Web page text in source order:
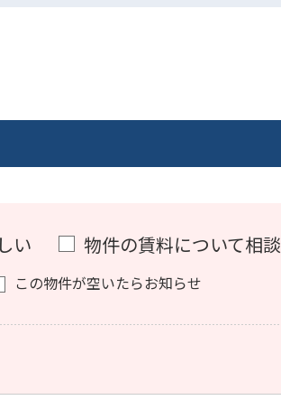
い
物件の賃料について相談
この物件が空いたらお知らせ